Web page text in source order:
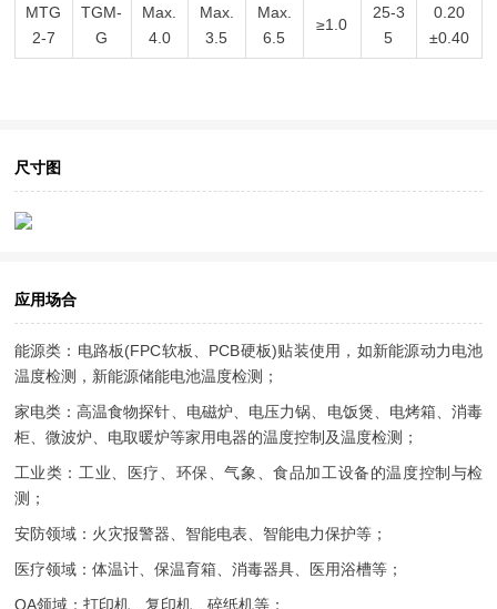
MTG
2-7
TGM-
G
Max.
4.0
Max.
3.5
Max.
6.5
≥1.0
25-3
5
0.20
±0.40
尺寸图
应用场合
能源类：电路板(FPC软板、PCB硬板)贴装使用，如新能源动力电池
温度检测，新能源储能电池温度检测；
家电类：高温食物探针、电磁炉、电压力锅、电饭煲、电烤箱、消毒
柜、微波炉、电取暖炉等家用电器的温度控制及温度检测；
工业类：工业、医疗、环保、气象、食品加工设备的温度控制与检
测；
安防领域：火灾报警器、智能电表、智能电力保护等；
医疗领域：体温计、保温育箱、消毒器具、医用浴槽等；
OA领域：打印机、复印机、碎纸机等；